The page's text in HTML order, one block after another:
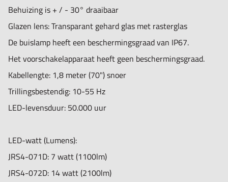
Behuizing is + / - 30° draaibaar
Glazen lens: Transparant gehard glas met rasterglas
De buislamp heeft een beschermingsgraad van IP67.
Het voorschakelapparaat heeft geen beschermingsgraad.
Kabellengte: 1,8 meter (70") snoer
Trillingsbestendig: 10-55 Hz
LED-levensduur: 50.000 uur
LED-watt (Lumens):
JRS4-071D: 7 watt (1100lm)
JRS4-072D: 14 watt (2100lm)